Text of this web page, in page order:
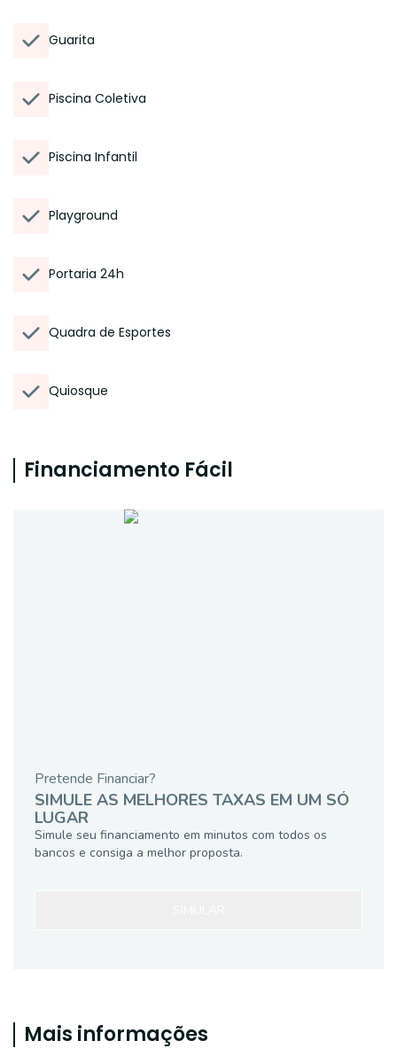
Guarita
Piscina Coletiva
Piscina Infantil
Playground
Portaria 24h
Quadra de Esportes
Quiosque
Financiamento Fácil
Pretende Financiar?
SIMULE AS MELHORES TAXAS EM UM SÓ
LUGAR
Simule seu financiamento em minutos com todos os
bancos e consiga a melhor proposta.
Mais informações